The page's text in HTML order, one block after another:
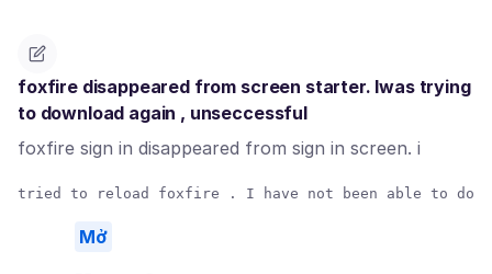
foxfire disappeared from screen starter. Iwas trying
to download again , unseccessful
foxfire sign in disappeared from sign in screen. i
Mở